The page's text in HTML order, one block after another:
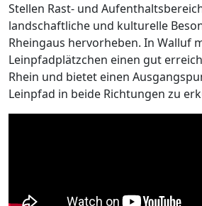
Stellen Rast- und
landschaftliche und kulturelle
Rheingaus hervorheben. In Walluf
Leinpfadplätzchen einen gut
Rhein und bietet einen
Leinpfad in beide Richtungen zu